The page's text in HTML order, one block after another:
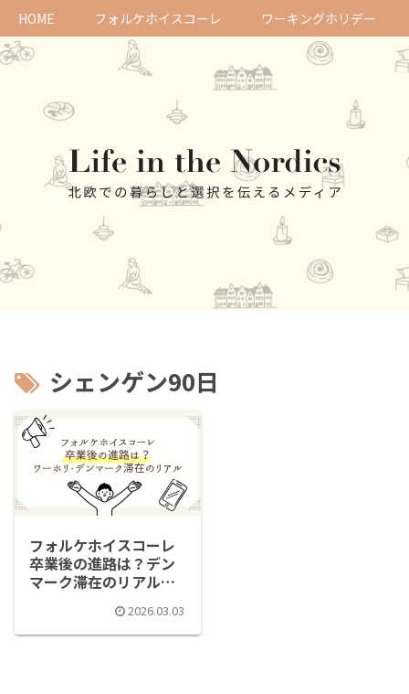
HOME フォルケホイスコーレ ワーキングホリデー
シェンゲン90日
フォルケホイスコーレ
卒業後の進路は？デン
マーク滞在のリアルな
2026.03.03